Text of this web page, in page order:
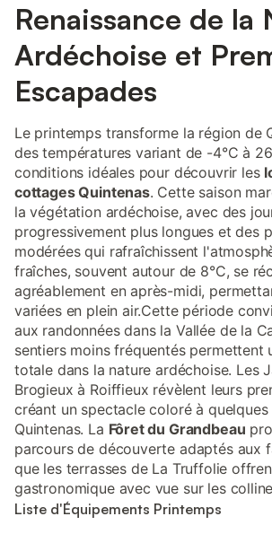
Renaissance de la
Ardéchoise et
Escapades
Le printemps transforme la région de
des températures variant de -4°C à
conditions idéales pour découvrir les
cottages Quintenas. Cette saison
la végétation ardéchoise, avec des
progressivement plus longues et des
modérées qui rafraîchissent
fraîches, souvent autour de 8°C, se
agréablement en après-midi,
variées en plein air.Cette période
aux randonnées dans la Vallée de la
sentiers moins fréquentés permettent
totale dans la nature ardéchoise. Les
Brogieux à Roiffieux révèlent leurs
créant un spectacle coloré à
Quintenas. La Fôret du Grandbeau
parcours de découverte adaptés aux
que les terrasses de La Truffolie
gastronomique avec vue sur les
Liste d'Équipements Printemps